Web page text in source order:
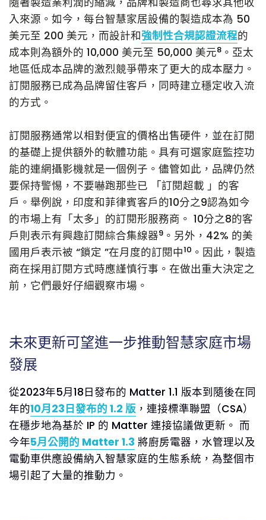
入來源。如今，每台智慧家居設備的製造成本為 50
美元至 200 美元，而設計和強制性合規認證流程的
成本則為額外的 10,000 美元至 50,000 美元8 。亞太
地區低成本品牌的激烈競爭帶來了更大的成本壓力。
訂閱服務已成為品牌留住客戶，同時建立穩定收入流
的方式。
訂閱服務通常以相對便宜的價格出售硬件，並在訂閱
的基礎上提供額外的軟體功能。具有可選家庭監控功
能的連網攝影機就是一個例子。儘管如此，品牌仍然
要保持警惕，不要嚇跑那些已 「訂閱超載 」的客
戶。舉例說，印度和菲律賓客戶的10分之9認為如今
的市場上有「太多」的訂閱形服務商。 10分之8的客
戶則表示有興趣訂閱綜合集線器9 。另外，42% 的美
國用戶表示被 “鎖定 ”在月度的訂閱中10 。因此，製造
商在採用訂閱方式時應謹慎行事。在做出重大決定之
前，它們最好仔細觀察市場。
未來更新可望進一步推動智慧家庭市場
發展
從2023年5月18日發布的 Matter 1.1 版本到隨後在同
年的10月23日發布的 1.2 版 ，連接標準聯盟（CSA）
在穩步地為基於 IP 的 Matter 連接協議做更新。 而
今年5月公開的 Matter 1.3 將廚房電器，水管理以及
電動車供應設備納入智慧家庭的生態系統，為整個市
場引起了大量的推動力。